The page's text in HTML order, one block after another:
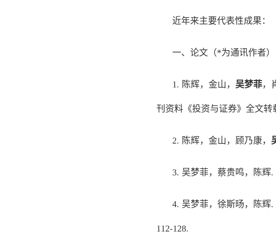
近年来主要代表性成果：
一、论文（*为通讯作者）
1. 陈辉，金山， 吴梦菲，
刊资料《投资与证券》全文转
2. 陈辉，金山，顾乃康，
3. 吴梦菲，蔡贵鸣，陈辉.
4. 吴梦菲，徐斯旸，陈辉.
112-128.